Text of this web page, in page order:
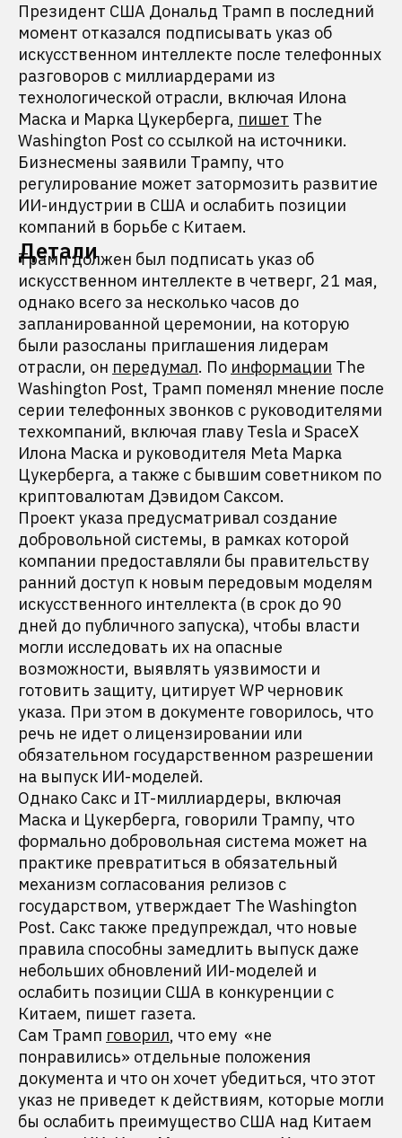
Президент США Дональд Трамп в последний
момент отказался подписывать указ об
искусственном интеллекте после телефонных
разговоров с миллиардерами из
технологической отрасли, включая Илона
Маска и Марка Цукерберга, пишет The
Washington Post со ссылкой на источники.
Бизнесмены заявили Трампу, что
регулирование может затормозить развитие
ИИ-индустрии в США и ослабить позиции
компаний в борьбе с Китаем.
Детали
Трамп должен был подписать указ об
искусственном интеллекте в четверг, 21 мая,
однако всего за несколько часов до
запланированной церемонии, на которую
были разосланы приглашения лидерам
отрасли, он передумал. По информации The
Washington Post, Трамп поменял мнение после
серии телефонных звонков c руководителями
техкомпаний, включая главу Tesla и SpaceX
Илона Маска и руководителя Meta Марка
Цукерберга, а также с бывшим советником по
криптовалютам Дэвидом Саксом.
Проект указа предусматривал создание
добровольной системы, в рамках которой
компании предоставляли бы правительству
ранний доступ к новым передовым моделям
искусственного интеллекта (в срок до 90
дней до публичного запуска), чтобы власти
могли исследовать их на опасные
возможности, выявлять уязвимости и
готовить защиту, цитирует WP черновик
указа. При этом в документе говорилось, что
речь не идет о лицензировании или
обязательном государственном разрешении
на выпуск ИИ-моделей.
Однако Сакс и IT-миллиардеры, включая
Маска и Цукерберга, говорили Трампу, что
формально добровольная система может на
практике превратиться в обязательный
механизм согласования релизов с
государством, утверждает The Washington
Post. Сакс также предупреждал, что новые
правила способны замедлить выпуск даже
небольших обновлений ИИ-моделей и
ослабить позиции США в конкуренции с
Китаем, пишет газета.
Сам Трамп говорил, что ему «не
понравились» отдельные положения
документа и что он хочет убедиться, что этот
указ не приведет к действиям, которые могли
бы ослабить преимущество США над Китаем